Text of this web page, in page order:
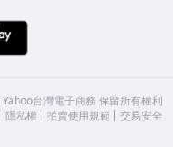
Yahoo台灣電子商務 保留所有權利
隱私權 拍賣使用規範 交易安全